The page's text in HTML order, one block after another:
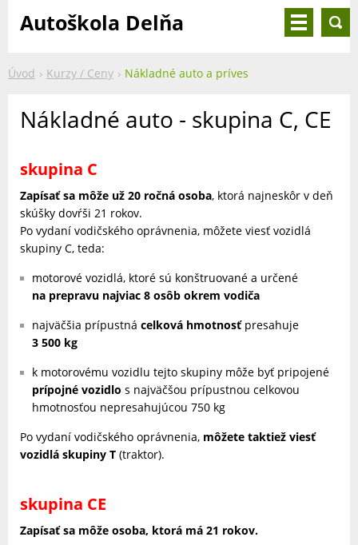
Autoškola Delňa
Úvod Kurzy / Ceny Nákladné auto a príves
Nákladné auto - skupina C, CE
skupina C
Zapísať sa môže už 20 ročná osoba, ktorá najneskôr v deň
skúšky dovŕši 21 rokov.
Po vydaní vodičského oprávnenia, môžete viesť vozidlá
skupiny C, teda:
motorové vozidlá, ktoré sú konštruované a určené
na prepravu najviac 8 osôb okrem vodiča
najväčšia prípustná celková hmotnosťpresahuje
3 500 kg
k motorovému vozidlu tejto skupiny môže byť pripojené
prípojné vozidlo s najväčšou prípustnou celkovou
hmotnosťou nepresahujúcou 750 kg
Po vydaní vodičského oprávnenia, môžete taktiež viesť
vozidlá skupiny T (traktor).
skupina CE
Zapísať sa môže osoba, ktorá má 21 rokov.